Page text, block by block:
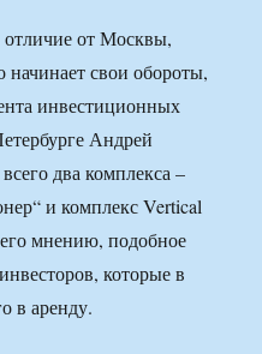
от Москвы,
начинает свои обороты,
инвестиционных
Андрей
два комплекса –
и комплекс Vertical
мнению, подобное
которые в
в аренду.